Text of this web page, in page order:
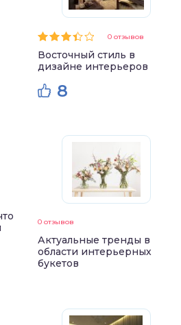
0 отзывов
Восточный стиль в
дизайне интерьеров
8
0 отзывов
Актуальные тренды в
области интерьерных
букетов